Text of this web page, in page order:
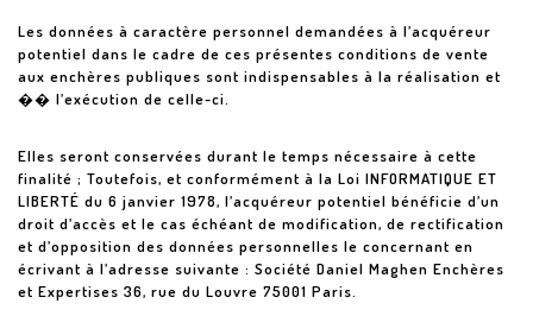
Les données à caractère personnel demandées à l’acquéreur
potentiel dans le cadre de ces présentes conditions de vente
aux enchères publiques sont indispensables à la réalisation et
�� l’exécution de celle-ci.
Elles seront conservées durant le temps nécessaire à cette
finalité ; Toutefois, et conformément à la Loi INFORMATIQUE ET
LIBERTÉ du 6 janvier 1978, l’acquéreur potentiel bénéficie d’un
droit d’accès et le cas échéant de modification, de rectification
et d’opposition des données personnelles le concernant en
écrivant à l’adresse suivante : Société Daniel Maghen Enchères
et Expertises 36, rue du Louvre 75001 Paris.